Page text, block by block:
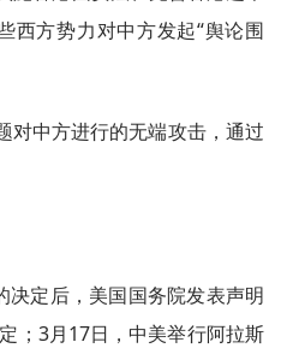
西方势力对中方发起“舆论围
对中方进行的无端攻击，通过
定后，美国国务院发表声明
；3月17日，中美举行阿拉斯